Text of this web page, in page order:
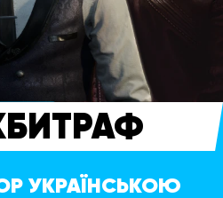
УКРАЇНСЬКОЮ